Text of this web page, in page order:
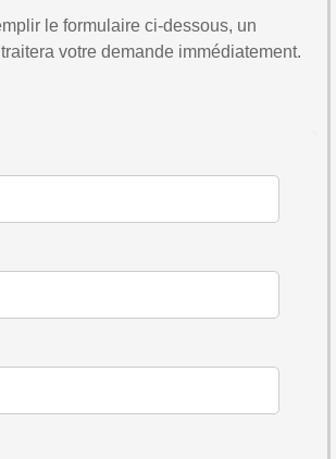
le formulaire ci-dessous, un
votre demande immédiatement.